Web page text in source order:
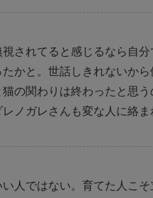
されてると感じるなら自
たかと。世話しきれないか
猫の関わりは終わったと思
レノガレさんも変な人に絡ま
人ではない。育てた人こそ